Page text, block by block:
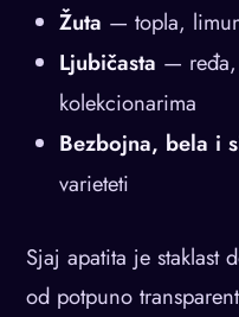
Žuta — topla,
Ljubičasta — ređa,
kolekcionarima
Bezbojna, bela i
varieteti
Sjaj apatita je staklast
od potpuno